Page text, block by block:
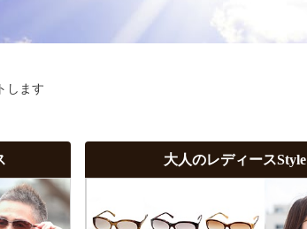
します
大人のレディースStyle